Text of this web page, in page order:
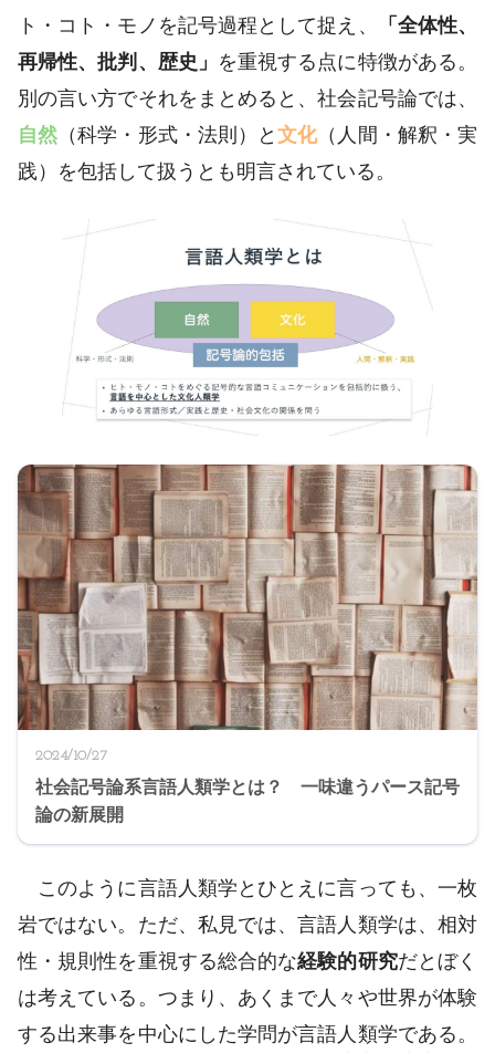
ト・コト・モノを記号過程として捉え、
「全体性、
再帰性、批判、歴史」 を重視する点に特徴がある。
別の言い方でそれをまとめると、社会記号論では、
自然 （科学・形式・法則）と文化（人間・解釈・実
践）を包括して扱うとも明言されている。
2024/10/27
社会記号論系言語人類学とは？ 一味違うパース記号
論の新展開
このように言語人類学とひとえに言っても、一枚
岩ではない。ただ、私見では、言語人類学は、相対
性・規則性を重視する総合的な経験的研究だとぼく
は考えている。つまり、あくまで人々や世界が体験
する出来事を中心にした学問が言語人類学である。